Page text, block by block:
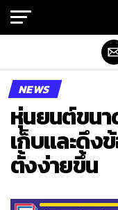
NEWS
หุ่นยนต์ขนา
เก็บและดึง
ตั้งง่ายขึ้น